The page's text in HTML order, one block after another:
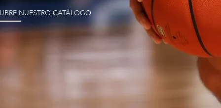
NUESTRO CATÁLOGO